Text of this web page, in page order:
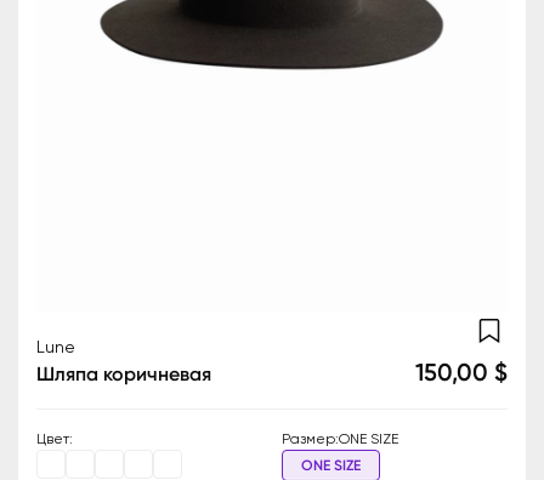
Lune
Шляпа коричневая 150,00 $
Цвет: Размер:ONE SIZE
ONE SIZE